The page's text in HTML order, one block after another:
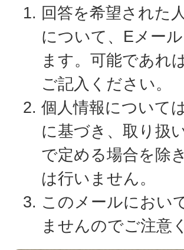
回答を希望された
について、Eメー
ます。可能であれ
ご記入ください。
個人情報について
に基づき、取り扱
で定める場合を除
は行いません。
このメールにおい
ませんのでご注意